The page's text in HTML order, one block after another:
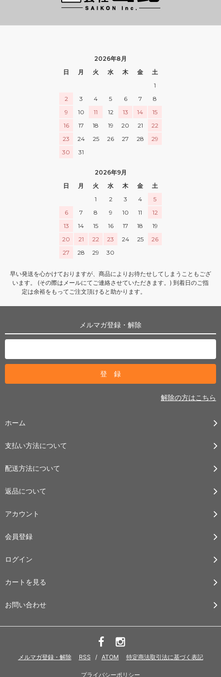
2026年8月
日
月 火 水 木 金
土
1
2
3 4 5 6 7
8
9
10 11 12 13 14
15
16
17 18 19 20 21
22
23
24 25 26 27 28
29
30
31
2026年9月
日
月 火 水 木 金
土
1
2 3 4
5
6
7 8 9 10 11
12
13
14 15 16 17 18
19
20
21 22 23 24 25
26
27
28 29 30
早い発送を心かけておりますが、商品によりお待たせしてしまうこともござ
います。 (その際はメールにてご連絡させていただきます。) 到着日のご指
定は余裕をもってご注文頂けると助かります。
メルマガ登録・解除
解除の方はこちら
ホーム
支払い方法について
配送方法について
返品について
アカウント
会員登録
ログイン
カートを見る
お問い合わせ
メルマガ登録・解除 RSS / ATOM 特定商法取引法に基づく表記
プライバシーポリシー